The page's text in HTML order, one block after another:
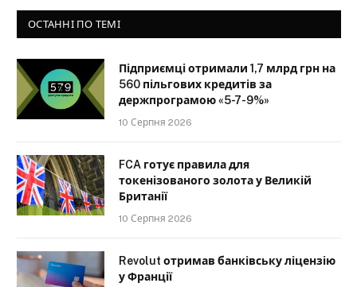
ОСТАННІ ПО ТЕМІ
Підприємці отримали 1,7 млрд грн на
560 пільгових кредитів за
держпрограмою «5-7-9%»
10 Серпня 2026
FCA готує правила для
токенізованого золота у Великій
Британії
10 Серпня 2026
Revolut отримав банківську ліцензію
у Франції